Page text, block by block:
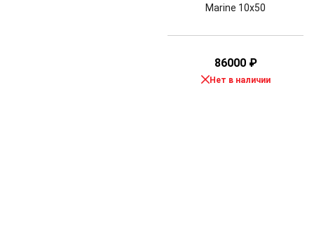
Marine 10x50
86000 ₽
Нет в наличии